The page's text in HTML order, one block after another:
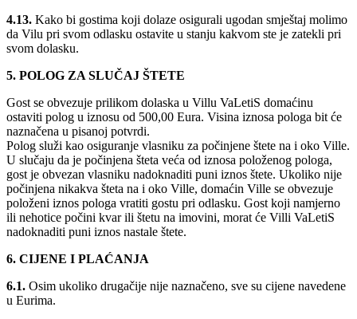
4.13. Kako bi gostima koji dolaze osigurali ugodan smještaj molimo
da Vilu pri svom odlasku ostavite u stanju kakvom ste je zatekli pri
svom dolasku.
5. POLOG ZA SLUČAJ ŠTETE
Gost se obvezuje prilikom dolaska u Villu VaLetiS domaćinu
ostaviti polog u iznosu od 500,00 Eura. Visina iznosa pologa bit će
naznačena u pisanoj potvrdi.
Polog služi kao osiguranje vlasniku za počinjene štete na i oko Ville.
U slučaju da je počinjena šteta veća od iznosa položenog pologa,
gost je obvezan vlasniku nadoknaditi puni iznos štete. Ukoliko nije
počinjena nikakva šteta na i oko Ville, domaćin Ville se obvezuje
položeni iznos pologa vratiti gostu pri odlasku. Gost koji namjerno
ili nehotice počini kvar ili štetu na imovini, morat će Villi VaLetiS
nadoknaditi puni iznos nastale štete.
6. CIJENE I PLAĆANJA
6.1. Osim ukoliko drugačije nije naznačeno, sve su cijene navedene
u Eurima.